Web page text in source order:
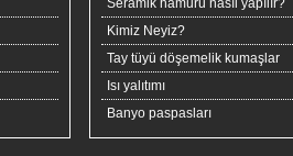
Seramik hamuru nasıl yapılır?
Kimiz Neyiz?
Tay tüyü döşemelik kumaşlar
Isı yalıtımı
Banyo paspasları